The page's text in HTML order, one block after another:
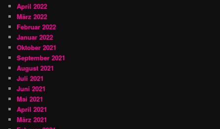
April 2022
März 2022
Februar 2022
Januar 2022
Oktober 2021
September 2021
August 2021
Juli 2021
Juni 2021
Mai 2021
April 2021
März 2021